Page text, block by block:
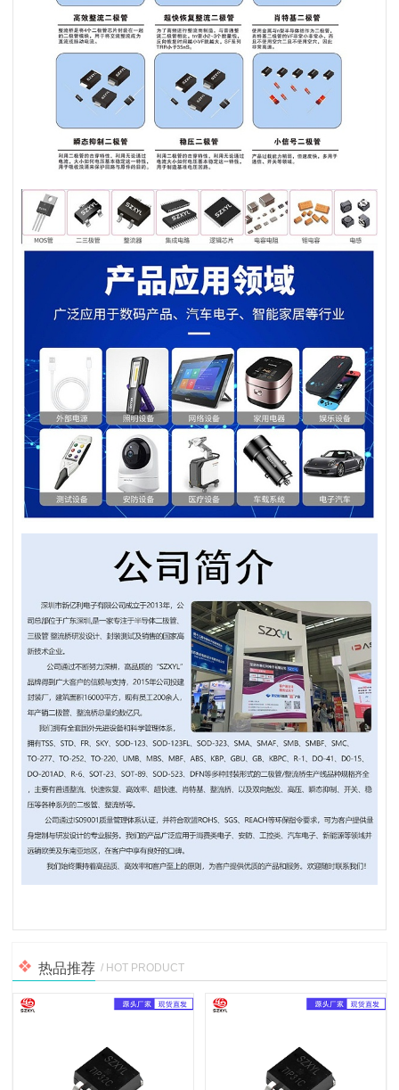
热品推荐 / HOT PRODUCT